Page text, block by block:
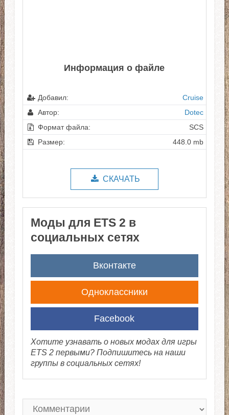
Информация о файле
Добавил:
Cruise
Автор:
Dotec
Формат файла:
SCS
Размер:
448.0 mb
СКАЧАТЬ
Моды для ETS 2 в
социальных сетях
Вконтакте
Одноклассники
Facebook
Хотите узнавать о новых модах для игры
ETS 2 первыми? Подпишитесь на наши
группы в социальных сетях!